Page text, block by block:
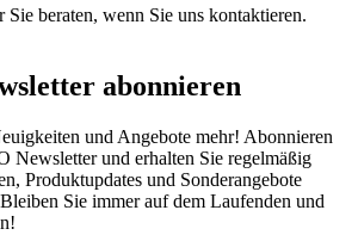
beraten, wenn Sie uns kontaktieren.
abonnieren
und Angebote mehr! Abonnieren
Newsletter und erhalten Sie regelmäßig
Produktupdates und Sonderangebote
Sie immer auf dem Laufenden und